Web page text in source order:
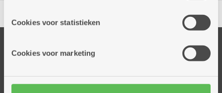
partners kunnen deze gegevens combineren met andere
Cookies voor statistieken
Cookies voor marketing
Dienstencentra